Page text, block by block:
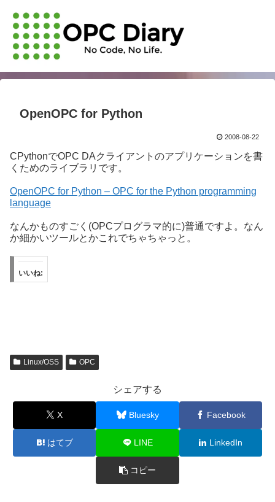
OpenOPC for Python
2008-08-22
CPythonでOPC DAクライアントのアプリケーションを書
くためのライブラリです。
OpenOPC for Python – OPC for the Python programming
language
なんかものすごく(OPCプログラマ的に)普通ですよ。なん
か細かいツールとかこれでちゃちゃっと。
いいね:
Linux/OSS OPC
シェアする
X Bluesky Facebook
はてブ LINE LinkedIn
コピー